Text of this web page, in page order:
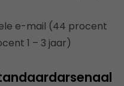
e-mail (44 procent
1 – 3 jaar)